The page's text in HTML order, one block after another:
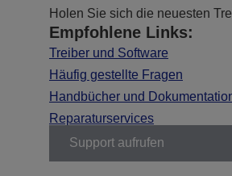
Holen Sie sich die neuesten
Empfohlene Links:
Treiber und Software
Häufig gestellte Fragen
Handbücher und
Reparaturservices
Support aufrufen